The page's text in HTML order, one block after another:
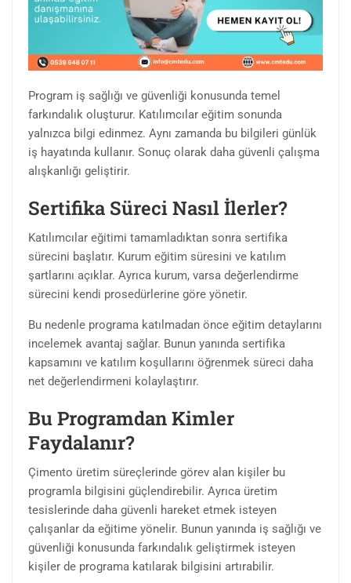
Program iş sağlığı ve güvenliği konusunda temel
farkındalık oluşturur. Katılımcılar eğitim sonunda
yalnızca bilgi edinmez. Aynı zamanda bu bilgileri günlük
iş hayatında kullanır. Sonuç olarak daha güvenli çalışma
alışkanlığı geliştirir.
Sertifika Süreci Nasıl İlerler?
Katılımcılar eğitimi tamamladıktan sonra sertifika
sürecini başlatır. Kurum eğitim süresini ve katılım
şartlarını açıklar. Ayrıca kurum, varsa değerlendirme
sürecini kendi prosedürlerine göre yönetir.
Bu nedenle programa katılmadan önce eğitim detaylarını
incelemek avantaj sağlar. Bunun yanında sertifika
kapsamını ve katılım koşullarını öğrenmek süreci daha
net değerlendirmeni kolaylaştırır.
Bu Programdan Kimler
Faydalanır?
Çimento üretim süreçlerinde görev alan kişiler bu
programla bilgisini güçlendirebilir. Ayrıca üretim
tesislerinde daha güvenli hareket etmek isteyen
çalışanlar da eğitime yönelir. Bunun yanında iş sağlığı ve
güvenliği konusunda farkındalık geliştirmek isteyen
kişiler de programa katılarak bilgisini artırabilir.